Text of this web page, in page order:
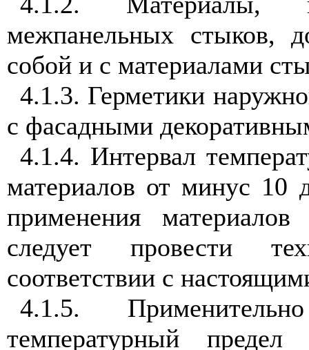
межпанельных стыков,
собой и с материалами
4.1.3. Герметики
с фасадными
4.1.4. Интервал
материалов от минус 10
применения
следует провести
соответствии с
4.1.5.
температурный предел